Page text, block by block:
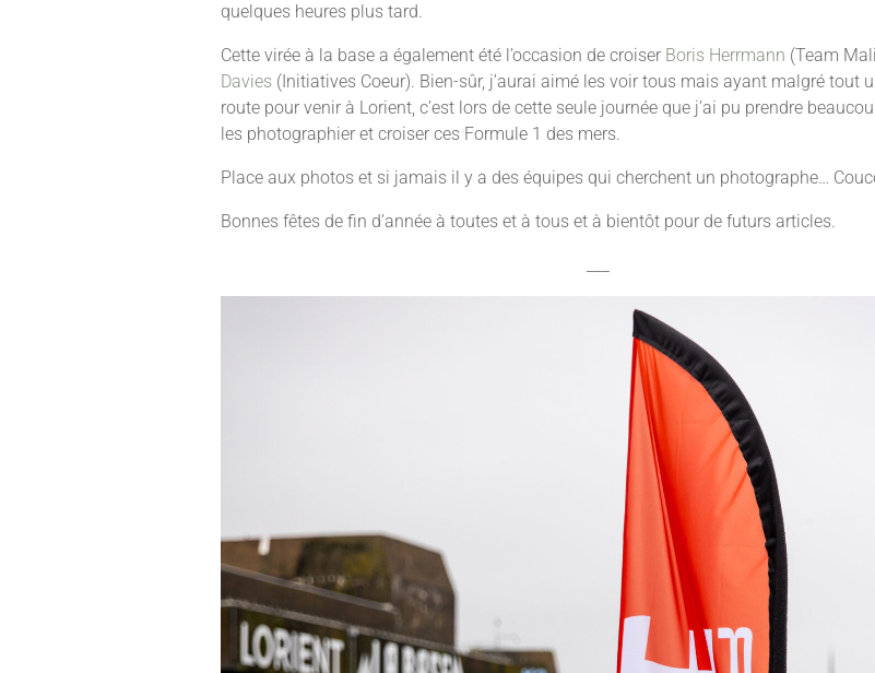
quelques heures plus tard.
Cette virée à la base a également été l’occasion de croiser Boris Herrmann (Team
Davies (Initiatives Coeur). Bien-sûr, j’aurai aimé les voir tous mais ayant malgré tout
route pour venir à Lorient, c’est lors de cette seule journée que j’ai pu prendre
les photographier et croiser ces Formule 1 des mers.
Place aux photos et si jamais il y a des équipes qui cherchent un photographe…
Bonnes fêtes de fin d’année à toutes et à tous et à bientôt pour de futurs articles.